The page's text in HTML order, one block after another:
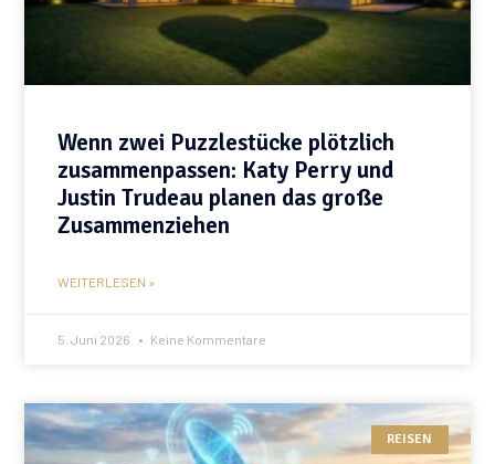
Wenn zwei Puzzlestücke plötzlich
zusammenpassen: Katy Perry und
Justin Trudeau planen das große
Zusammenziehen
WEITERLESEN »
5. Juni 2026 Keine Kommentare
REISEN